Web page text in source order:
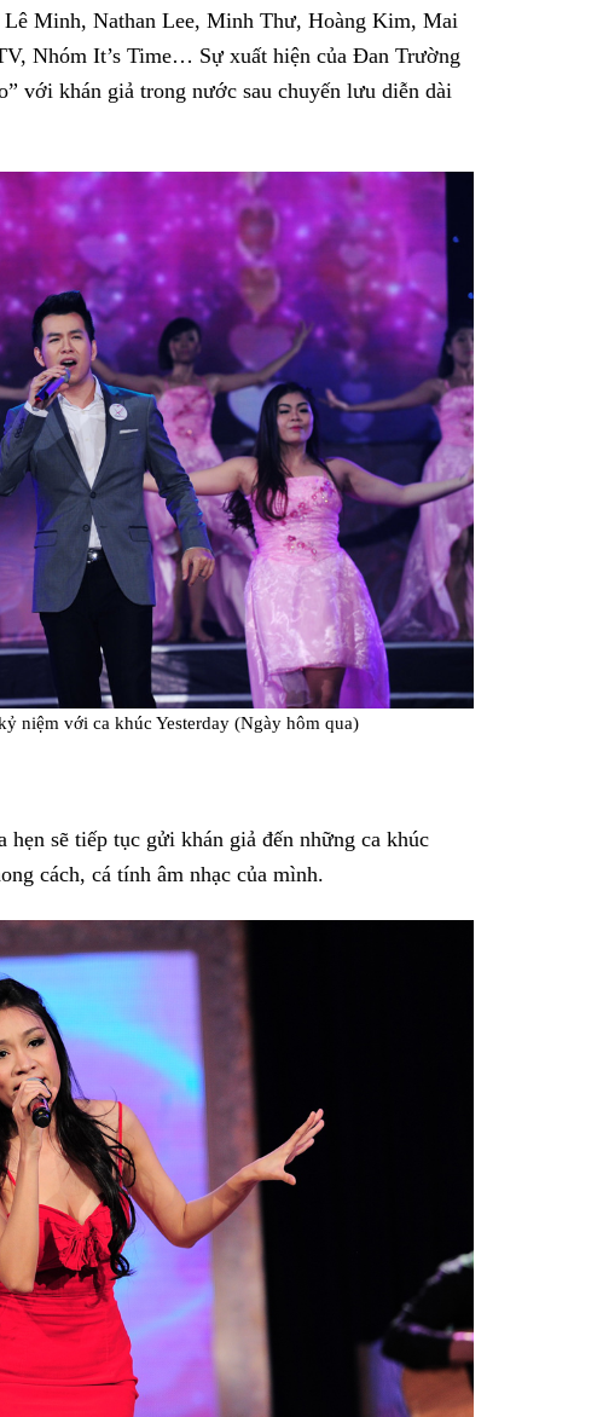
Minh, Nathan Lee, Minh Thư, Hoàng Kim, Mai
Nhóm It’s Time… Sự xuất hiện của Đan Trường
với khán giả trong nước sau chuyến lưu diễn dài
niệm với ca khúc Yesterday (Ngày hôm qua)
sẽ tiếp tục gửi khán giả đến những ca khúc
cách, cá tính âm nhạc của mình.